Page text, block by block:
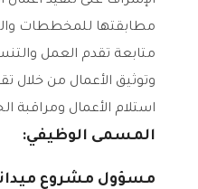
مطابقتها للمخططات
متابعة تقدم العمل
وتوثيق الأعمال من خلال
استلام الأعمال ومراقبة
المسمى الوظيفي:
مسؤول مشروع